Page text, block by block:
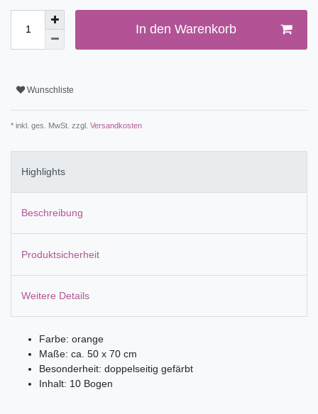
In den Warenkorb
Wunschliste
* inkl. ges. MwSt. zzgl. Versandkosten
Highlights
Beschreibung
Produktsicherheit
Weitere Details
Farbe: orange
Maße: ca. 50 x 70 cm
Besonderheit: doppelseitig gefärbt
Inhalt: 10 Bogen